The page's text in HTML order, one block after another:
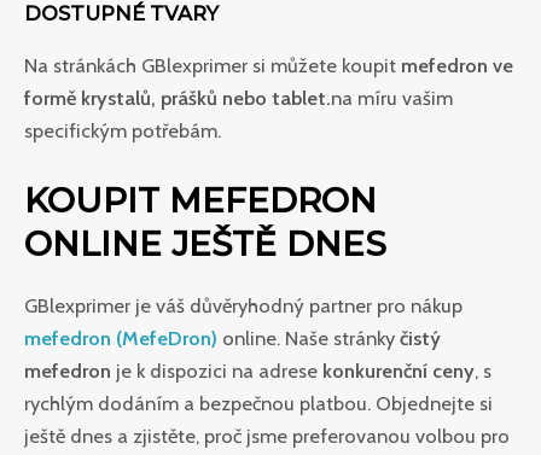
DOSTUPNÉ TVARY
Na stránkách GBlexprimer si můžete koupit mefedron ve
formě krystalů, prášků nebo tablet.na míru vašim
specifickým potřebám.
KOUPIT MEFEDRON
ONLINE JEŠTĚ DNES
GBlexprimer je váš důvěryhodný partner pro nákup
mefedron (MefeDron) online. Naše stránky čistý
mefedron je k dispozici na adrese konkurenční ceny, s
rychlým dodáním a bezpečnou platbou. Objednejte si
ještě dnes a zjistěte, proč jsme preferovanou volbou pro